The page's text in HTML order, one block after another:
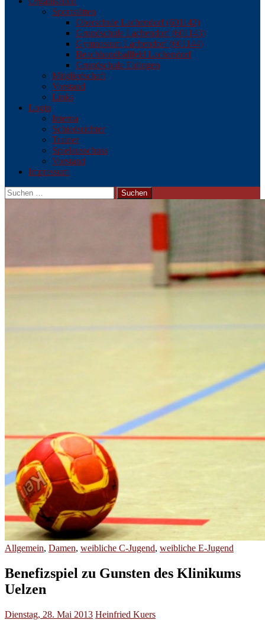
Sportstätten
Oberschule Lachendorf (601142)
Grundschule Lachendorf (601143)
Gymnasium Lachendorf (601144)
Beachhandballfeld Lachendorf
Grundschule Eldingen
Mitgliedschaft
Vorstand
Links
Login
Interna
Schiedsrichter
Trainer
Spielausschuss
Vorstand
Impressum
Suchen
nach:
Allgemein, Damen, weibliche C-Jugend, weibliche E-Jugend
Benefizspiel zu Gunsten des Klinikums
Uelzen
Dienstag, 28. Mai 2013 Heinfried Kuers